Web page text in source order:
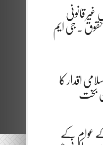
قانونی
حقوق . جی ایم
اقدار کا
بخت
عوام کے